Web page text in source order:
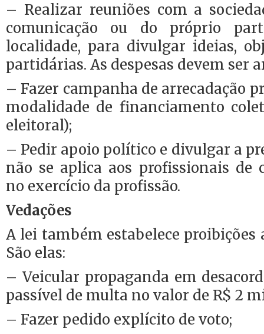
– Realizar reuniões com a
comunicação ou do próprio
localidade, para divulgar ideias,
partidárias. As despesas devem ser
– Fazer campanha de arrecadação
modalidade de financiamento
eleitoral);
– Pedir apoio político e divulgar a
não se aplica aos profissionais de
no exercício da profissão.
Vedações
A lei também estabelece proibições
São elas:
– Veicular propaganda em
passível de multa no valor de R$ 2
– Fazer pedido explícito de voto;